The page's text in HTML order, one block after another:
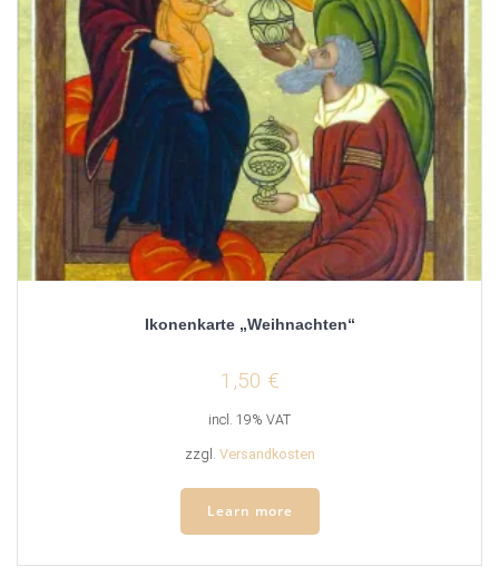
Ikonenkarte „Weihnachten“
1,50 €
incl. 19% VAT
zzgl. Versandkosten
Learn more